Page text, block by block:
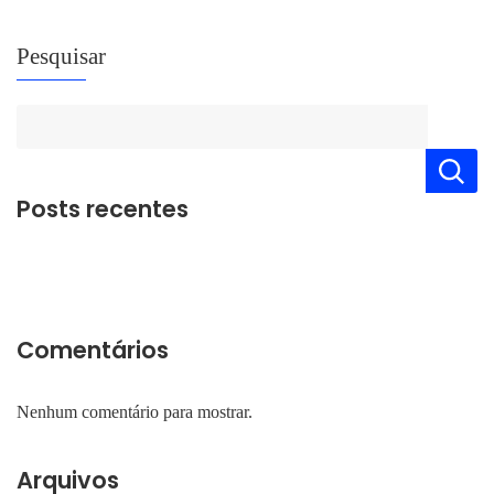
Pesquisar
Posts recentes
Comentários
Nenhum comentário para mostrar.
Arquivos